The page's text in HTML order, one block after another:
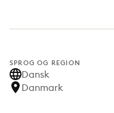
SPROG OG REGION
Dansk
Danmark